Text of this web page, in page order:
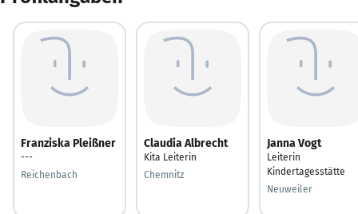
Franziska Pleißner
---
Reichenbach
Claudia Albrecht
Kita Leiterin
Chemnitz
Janna Vogt
Leiterin
Kindertagesstätte
Neuweiler